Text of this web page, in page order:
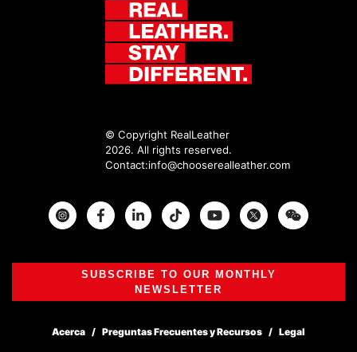
© Copyright RealLeather
2026. All rights reserved.
Contact:info@chooserealleather.com
InstagramFacebook Twitter
SUBSCRIBE TO OUR MONTHLY
NEWSLETTER
Acerca Preguntas Frecuentes y Recursos Legal